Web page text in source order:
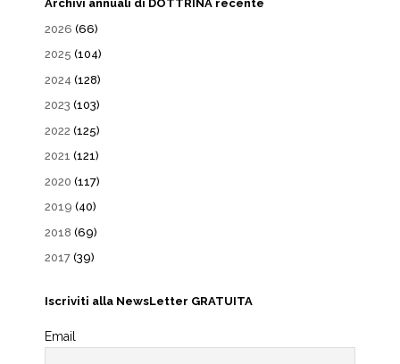
Archivi annuali di DOTTRINA recente
2026 (66)
2025 (104)
2024 (128)
2023 (103)
2022 (125)
2021 (121)
2020 (117)
2019 (40)
2018 (69)
2017 (39)
Iscriviti alla NewsLetter GRATUITA
Email